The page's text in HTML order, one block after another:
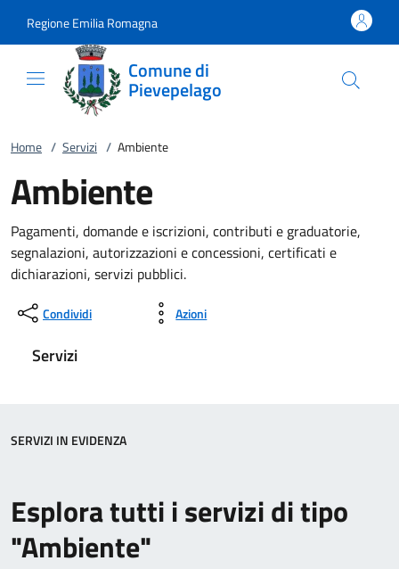
Regione Emilia Romagna
Comune di
Pievepelago
Home / Servizi / Ambiente
Ambiente
Pagamenti, domande e iscrizioni, contributi e graduatorie,
segnalazioni, autorizzazioni e concessioni, certificati e
dichiarazioni, servizi pubblici.
Condividi Azioni
Servizi
Esplora tutti i servizi di tipo
"Ambiente"
SERVIZI IN EVIDENZA